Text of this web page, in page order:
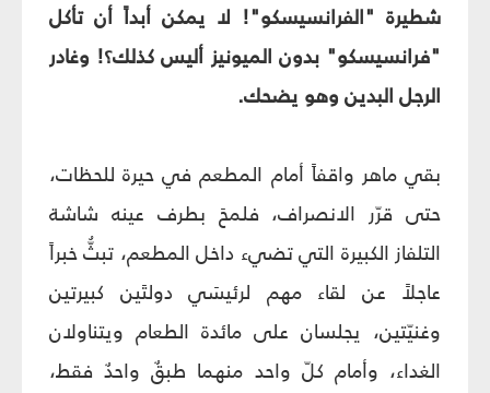
شطيرة "الفرانسيسكو"! لا يمكن أبداً أن تأكل
"فرانسيسكو" بدون الميونيز أليس كذلك؟! وغادر
الرجل البدين وهو يضحك.
بقي ماهر واقفاً أمام المطعم في حيرة للحظات،
حتى قرّر الانصراف، فلمحَ بطرف عينه شاشة
التلفاز الكبيرة التي تضيء داخل المطعم، تبثُّ خبراً
عاجلاً عن لقاء مهم لرئيسَي دولتَين كبيرتين
وغنيّتين، يجلسان على مائدة الطعام ويتناولان
الغداء، وأمام كلّ واحد منهما طبقٌ واحدٌ فقط،